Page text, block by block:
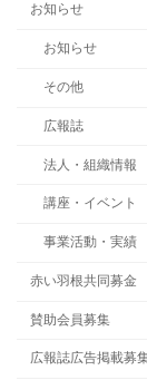
お知らせ
お知らせ
その他
広報誌
法人・組織情報
講座・イベント
事業活動・実績
赤い羽根共同募金
賛助会員募集
広報誌広告掲載募